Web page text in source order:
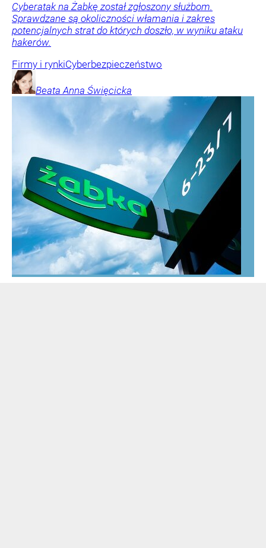
Cyberatak na Żabkę został zgłoszony służbom.
Sprawdzane są okoliczności włamania i zakres
potencjalnych strat do których doszło, w wyniku ataku
hakerów.
Firmy i rynkiCyberbezpieczeństwo
Beata Anna Święcicka